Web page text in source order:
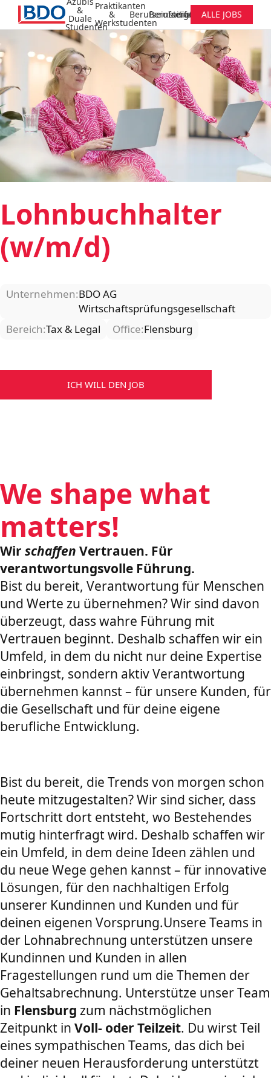
&
Duale
Studenten
Praktikanten
&
Werkstudenten
Berufseinsteiger
Berufserfahrene
Initiativbewerbung
ALLE JOBS
Lohnbuchhalter
(w/m/d)
Unternehmen:BDO AG
Wirtschaftsprüfungsgesellschaft
Bereich:Tax & Legal Office:Flensburg
ICH WILL DEN JOB
We shape what
matters!
Wir schaffen Vertrauen. Für
verantwortungsvolle Führung.
Bist du bereit, Verantwortung für Menschen
und Werte zu übernehmen? Wir sind davon
überzeugt, dass wahre Führung mit
Vertrauen beginnt. Deshalb schaffen wir ein
Umfeld, in dem du nicht nur deine Expertise
einbringst, sondern aktiv Verantwortung
übernehmen kannst – für unsere Kunden, für
die Gesellschaft und für deine eigene
berufliche Entwicklung.
Bist du bereit, die Trends von morgen schon
heute mitzugestalten? Wir sind sicher, dass
Fortschritt dort entsteht, wo Bestehendes
mutig hinterfragt wird. Deshalb schaffen wir
ein Umfeld, in dem deine Ideen zählen und
du neue Wege gehen kannst – für innovative
Lösungen, für den nachhaltigen Erfolg
unserer Kundinnen und Kunden und für
deinen eigenen Vorsprung.Unsere Teams in
der Lohnabrechnung unterstützen unsere
Kundinnen und Kunden in allen
Fragestellungen rund um die Themen der
Gehaltsabrechnung. Unterstütze unser Team
in Flensburg zum nächstmöglichen
Zeitpunkt in Voll- oder Teilzeit. Du wirst Teil
eines sympathischen Teams, das dich bei
deiner neuen Herausforderung unterstützt